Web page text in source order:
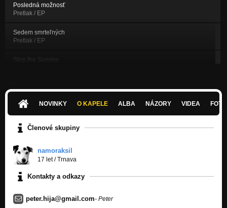
Posledná možnosť
Pretlak / EP
Sedem smrteľných
Pretlak / EP
Stop the Sunrise
Follow
In Oil
In Oil
In Oil
Hangover of Life
In Oil
NOVINKY O KAPELE ALBA NÁZORY VIDEA
Členové skupiny
namoraksil
17 let/Trnava
Kontakty a odkazy
peter.hija@gmail.com- Peter